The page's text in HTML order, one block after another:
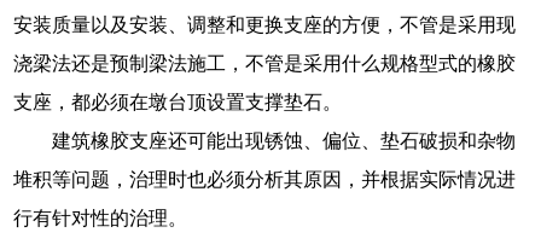
安装质量以及安装、调整和更换支座的方便，不管是采用现
浇梁法还是预制梁法施工，不管是采用什么规格型式的橡胶
支座，都必须在墩台顶设置支撑垫石。
建筑橡胶支座还可能出现锈蚀、偏位、垫石破损和杂物
堆积等问题，治理时也必须分析其原因，并根据实际情况进
行有针对性的治理。